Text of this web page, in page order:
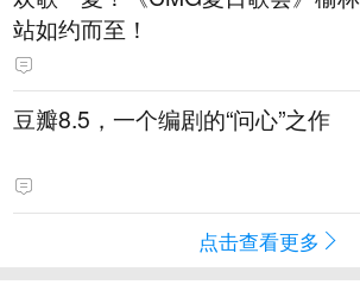
站如约而至！
豆瓣8.5，一个编剧的“问心”之作
点击查看更多